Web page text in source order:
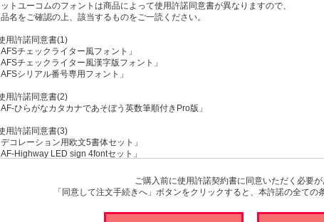
トユーコムのフォントは商品によって使用許諾同意書が異なりますので、
名をご確認の上、該当するものをご一読ください。
用許諾同意書(1)
チェックライター風フォント」
チェックライター風漢字版フォント」
シリアル番号専用フォント」
用許諾同意書(2)
ひらがなカタカナであそぼう英数筆順付きPro版」
用許諾同意書(3)
コレーション用欧文5書体セット」
Highway LED sign 4fontセット」
ゴ用欧文フォント 10書体セット」
用許諾同意書(4)
ユニバーサルビュー4書体セット」
ご購入前に使用許諾契約書に同意いただく必要が
「同意して注文手続きへ」ボタンをクリックすると、本許諾の全ての